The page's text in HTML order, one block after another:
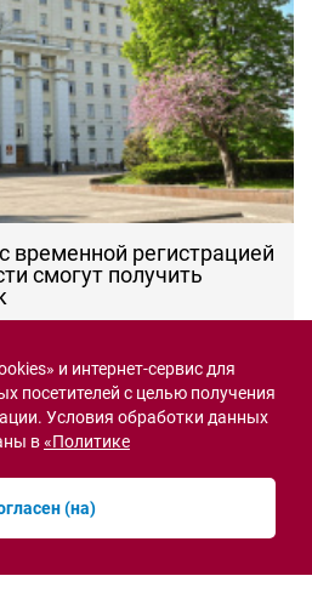
временной регистрацией
смогут получить
и интернет-сервис для
посетителей с целью получения
Условия обработки данных
в«Политике
(на)